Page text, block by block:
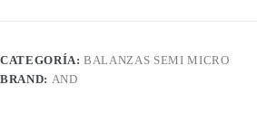
CATEGORÍA:BALANZAS SEMI MICRO
BRAND: AND